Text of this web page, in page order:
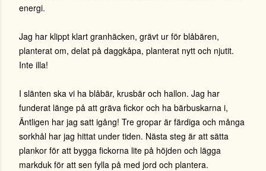
energi.
Jag har klippt klart granhäcken, grävt ur för blåbären,
planterat om, delat på daggkåpa, planterat nytt och njutit.
Inte illa!
I slänten ska vi ha blåbär, krusbär och hallon. Jag har
funderat länge på att gräva fickor och ha bärbuskarna i,
Äntligen har jag satt igång! Tre gropar är färdiga och många
sorkhål har jag hittat under tiden. Nästa steg är att sätta
plankor för att bygga fickorna lite på höjden och lägga
markduk för att sen fylla på med jord och plantera.